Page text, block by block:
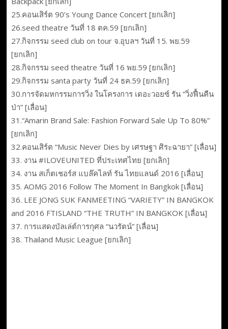
25.คอนเสิร์ต 90’s Young Dance Concert [ยกเลิก]
26.seed theatre วันที่ 18 ตค.59 [ยกเลิก]
27.กิจกรรม seed club on tour จ.อุบลฯ วันที่ 15. พย.59
[ยกเลิก]
28.กิจกรรม seed theatre วันที่ 16 พย.59 [ยกเลิก]
29.กิจกรรม santa party วันที่ 24 ธค.59 [ยกเลิก]
30.การจัดมหกรรมการวิ่ง ในโครงการ เดอะวอยซ์ รัน “วิ่งฟื้นคืน
ป่า” [เลื่อน]
31.“Amarin Brand Sale: Fashion Forward Sale Up To 80%”
[ยกเลิก]
32.คอนเสิร์ต “Music Never Dies by เศรษฐา ศิระฉายา” [เลื่อน]
33. งาน #ILOVEUNITED ที่ประเทศไทย [ยกเลิก]
34. งาน สเก็ตเชอร์ส แบล๊คไลท์ รัน ไทยแลนด์ 2016 [เลื่อน]
35. AOMG 2016 Follow The Moment In Bangkok [เลื่อน]
36. LEE JONG SUK FANMEETING “VARIETY” IN BANGKOK
and 2016 FTISLAND “THE TRUTH” IN BANGKOK [เลื่อน]
37. การแสดงบัลเล่ต์การกุศล “นวรัตน์” [เลื่อน]
38. Thailand Music League [ยกเลิก]